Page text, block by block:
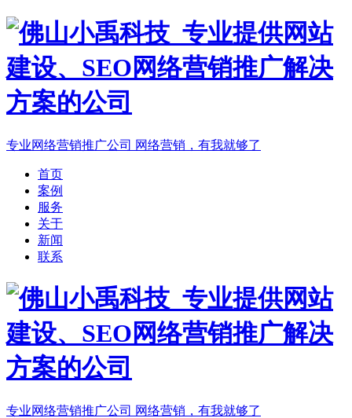
专业网络营销推广公司 网络营销，有我就够了
首页
案例
服务
关于
新闻
联系
专业网络营销推广公司 网络营销，有我就够了